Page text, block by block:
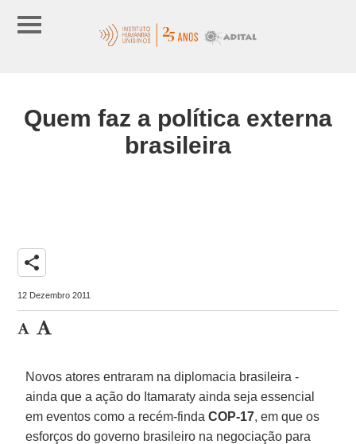
Quem faz a política externa
brasileira
share
12 Dezembro 2011
Novos atores entraram na diplomacia brasileira -
ainda que a ação do Itamaraty ainda seja essencial
em eventos como a recém-finda COP-17, em que os
esforços do governo brasileiro na negociação para